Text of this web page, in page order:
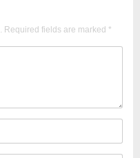
Required fields are marked *